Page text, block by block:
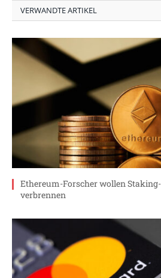
VERWANDTE ARTIKEL
Ethereum-Forscher wollen
verbrennen